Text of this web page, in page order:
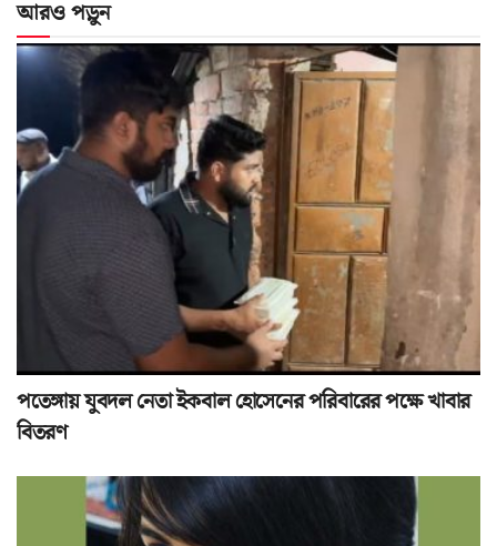
আরও পড়ুন
পতেঙ্গায় যুবদল নেতা ইকবাল হোসেনের পরিবারের পক্ষে খাবার
বিতরণ